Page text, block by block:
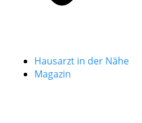
Hausarzt in der Nähe
Magazin